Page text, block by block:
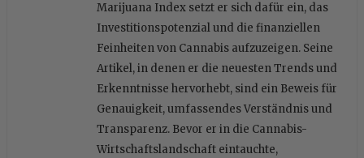
Marijuana Index setzt er sich dafür ein, das
Investitionspotenzial und die finanziellen
Feinheiten von Cannabis aufzuzeigen. Seine
Artikel, in denen er die neuesten Trends und
Erkenntnisse hervorhebt, sind ein Beweis für
Genauigkeit, umfassendes Verständnis und
Transparenz. Bevor er in die Cannabis-
Wirtschaftslandschaft eintauchte,